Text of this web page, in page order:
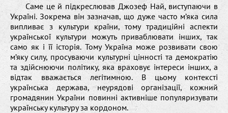
Саме це й підкреслював Джозеф Най, виступаючи в
Україні. Зокрема він зазначав, що дуже часто м’яка сила
випливає з культури країни, тому традиційні аспекти
української культури можуть приваблювати інших, так
само як і її історія. Тому Україна може розвивати свою
м’яку силу, просуваючи культурні цінності та демократію
та здійснюючи політику, яка враховує інтереси інших, а
відтак вважається легітимною. В цьому контексті
українська держава, неурядові організації, кожний
громадянин України повинні активніше популяризувати
українську культуру за кордоном.